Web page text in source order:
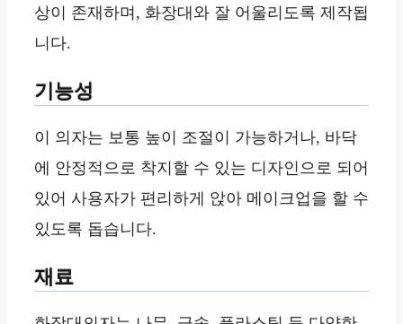
상이 존재하며, 화장대와 잘 어울리도록 제작됩
니다.
기능성
이 의자는 보통 높이 조절이 가능하거나, 바닥
에 안정적으로 착지할 수 있는 디자인으로 되어
있어 사용자가 편리하게 앉아 메이크업을 할 수
있도록 돕습니다.
재료